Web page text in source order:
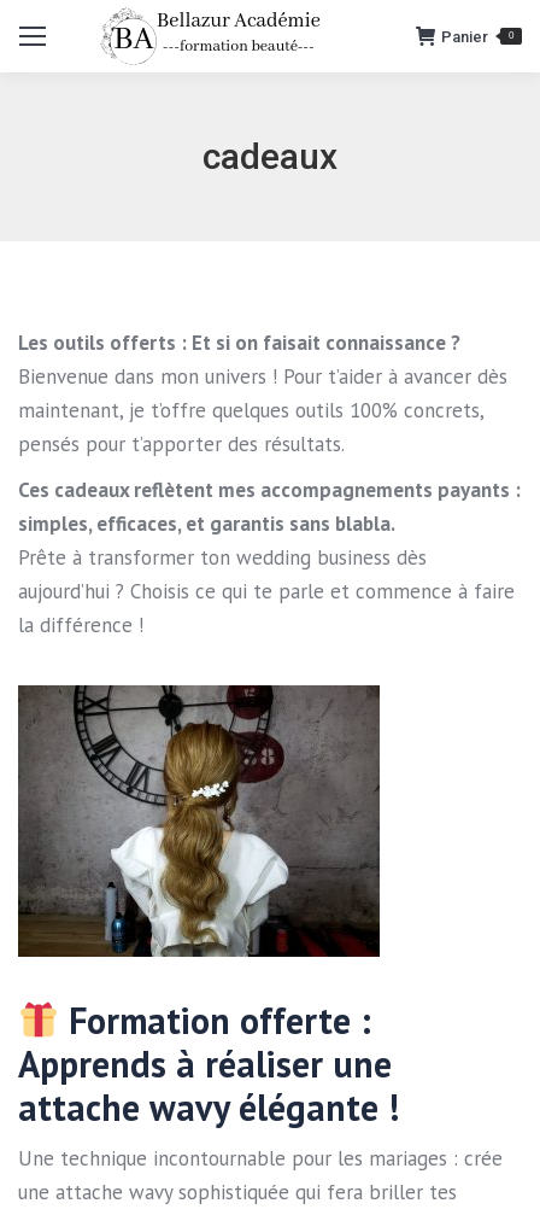
Panier 0
cadeaux
Les outils offerts : Et si on faisait connaissance ?
Bienvenue dans mon univers ! Pour t’aider à avancer dès
maintenant, je t’offre quelques outils 100% concrets,
pensés pour t’apporter des résultats.
Ces cadeaux reflètent mes accompagnements payants :
simples, efficaces, et garantis sans blabla.
Prête à transformer ton wedding business dès
aujourd’hui ? Choisis ce qui te parle et commence à faire
la différence !
Formation offerte :
Apprends à réaliser une
attache wavy élégante !
Une technique incontournable pour les mariages : crée
une attache wavy sophistiquée qui fera briller tes